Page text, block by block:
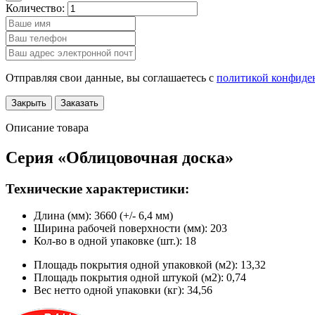
Количество:
Отправляя свои данные, вы соглашаетесь с политикой
Закрыть Заказать
Описание товара
Серия «Облицовочная доска»
Технические характеристики:
Длина (мм): 3660 (+/- 6,4 мм)
Ширина рабочей поверхности (мм): 203
Кол-во в одной упаковке (шт.): 18
Площадь покрытия одной упаковкой (м2): 13,32
Площадь покрытия одной штукой (м2): 0,74
Вес нетто одной упаковки (кг): 34,56